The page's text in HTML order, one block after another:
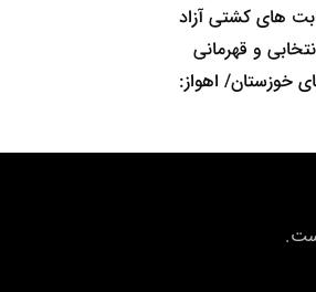
های کشتی آزاد
و قهرمانی
خوزستان/ اهواز: